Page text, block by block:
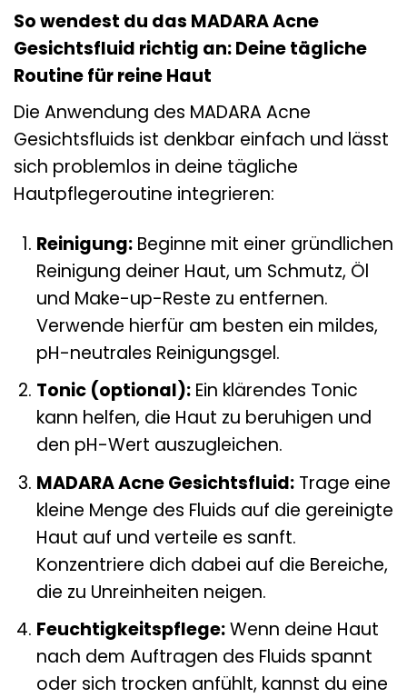
So wendest du das MADARA Acne
Gesichtsfluid richtig an: Deine tägliche
Routine für reine Haut
Die Anwendung des MADARA Acne
Gesichtsfluids ist denkbar einfach und lässt
sich problemlos in deine tägliche
Hautpflegeroutine integrieren:
Reinigung:Beginne mit einer gründlichen
Reinigung deiner Haut, um Schmutz, Öl
und Make-up-Reste zu entfernen.
Verwende hierfür am besten ein mildes,
pH-neutrales Reinigungsgel.
Tonic (optional):Ein klärendes Tonic
kann helfen, die Haut zu beruhigen und
den pH-Wert auszugleichen.
MADARA Acne Gesichtsfluid:Trage eine
kleine Menge des Fluids auf die gereinigte
Haut auf und verteile es sanft.
Konzentriere dich dabei auf die Bereiche,
die zu Unreinheiten neigen.
Feuchtigkeitspflege:Wenn deine Haut
nach dem Auftragen des Fluids spannt
oder sich trocken anfühlt, kannst du eine